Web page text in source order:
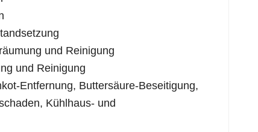
und Reinigung
und Reinigung
Entfernung, Buttersäure-Beseitigung,
Kühlhaus- und